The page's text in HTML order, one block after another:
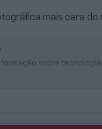
mais cara do
sobre